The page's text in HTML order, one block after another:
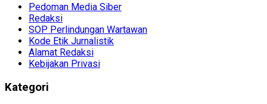
Pedoman Media Siber
Redaksi
SOP Perlindungan Wartawan
Kode Etik Jurnalistik
Alamat Redaksi
Kebijakan Privasi
Kategori